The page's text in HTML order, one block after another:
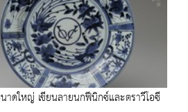
าดใหญ่ เขียนลายนกฟีนิกซ์และตราวีโอซี